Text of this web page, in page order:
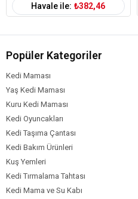
Havale ile: ₺382,46
Popüler Kategoriler
Kedi Maması
Yaş Kedi Maması
Kuru Kedi Maması
Kedi Oyuncakları
Kedi Taşıma Çantası
Kedi Bakım Ürünleri
Kuş Yemleri
Kedi Tırmalama Tahtası
Kedi Mama ve Su Kabı